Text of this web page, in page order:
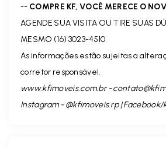
-- COMPRE KF, VOCÊ MERECE O
AGENDE SUA VISITA OU TIRE SUAS
MESMO (16) 3023-4510
As informações estão sujeitas a
corretor responsável.
www.kfimoveis.com.br -
Instagram - @kfimoveis.rp |